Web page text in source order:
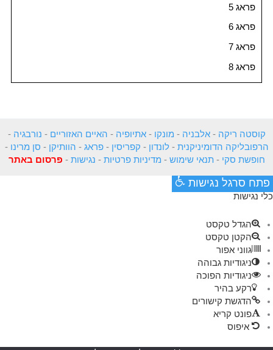
פראג 5
פראג 6
פראג 7
פראג 8
קוסטה ריקה -אלבניה - מונקו -אתיופיה - האיים האזוריים - נורבגיה -
הרפובליקה הדומיניקנית -לונדון - קפריסין -פראג - הוותיקן - סן מרינו -
חופשת סקי -תנאי שימוש - מדיניות פרטיות - נגישות - פרסום באתר
פתח סרגל נגישות
כלי נגישות
הגדל טקסט
הקטן טקסט
גווני אפור
ניגודיות גבוהה
ניגודיות הפוכה
רקע בהיר
הדגשת קישורים
פונט קריא
איפוס